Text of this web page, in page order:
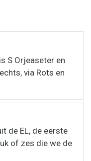
S Orjeaseter en
via Rots en
de EL, de eerste
of zes die we de